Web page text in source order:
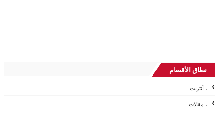
نطاق الأقصام
، أنترنت
، مقالات